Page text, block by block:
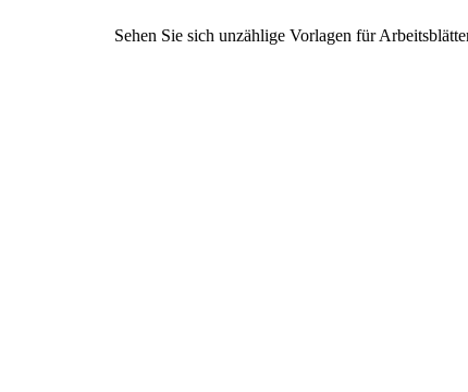
Sehen Sie sich unzählige Vorlagen für